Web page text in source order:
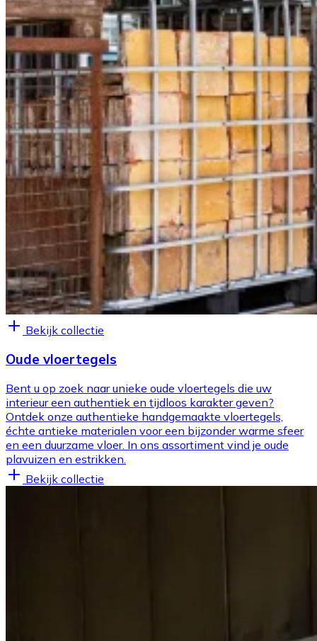
Bekijk collectie
Oude vloertegels
Bent u op zoek naar unieke oude vloertegels die uw
interieur een authentiek en tijdloos karakter geven?
Ontdek onze authentieke handgemaakte vloertegels,
échte antieke materialen voor een bijzonder warme sfeer
en een duurzame vloer. In ons assortiment vind je oude
plavuizen en estrikken.
Bekijk collectie